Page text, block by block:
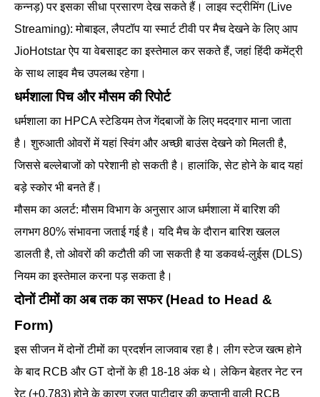
कन्नड़) पर इसका सीधा प्रसारण देख सकते हैं। लाइव स्ट्रीमिंग (Live
Streaming): मोबाइल, लैपटॉप या स्मार्ट टीवी पर मैच देखने के लिए आप
JioHotstar ऐप या वेबसाइट का इस्तेमाल कर सकते हैं, जहां हिंदी कमेंट्री
के साथ लाइव मैच उपलब्ध रहेगा।
धर्मशाला पिच और मौसम की रिपोर्ट
धर्मशाला का HPCA स्टेडियम तेज गेंदबाजों के लिए मददगार माना जाता
है। शुरुआती ओवरों में यहां स्विंग और अच्छी बाउंस देखने को मिलती है,
जिससे बल्लेबाजों को परेशानी हो सकती है। हालांकि, सेट होने के बाद यहां
बड़े स्कोर भी बनते हैं।
मौसम का अलर्ट: मौसम विभाग के अनुसार आज धर्मशाला में बारिश की
लगभग 80% संभावना जताई गई है। यदि मैच के दौरान बारिश खलल
डालती है, तो ओवरों की कटौती की जा सकती है या डकवर्थ-लुईस (DLS)
नियम का इस्तेमाल करना पड़ सकता है।
दोनों टीमों का अब तक का सफर (Head to Head &
Form)
इस सीजन में दोनों टीमों का प्रदर्शन लाजवाब रहा है। लीग स्टेज खत्म होने
के बाद RCB और GT दोनों के ही 18-18 अंक थे। लेकिन बेहतर नेट रन
रेट (+0.783) होने के कारण रजत पाटीदार की कप्तानी वाली RCB